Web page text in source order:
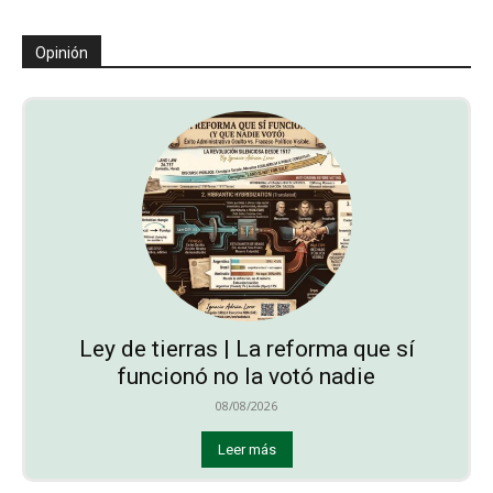
Opinión
Ley de tierras | La reforma que sí
funcionó no la votó nadie
08/08/2026
Leer más